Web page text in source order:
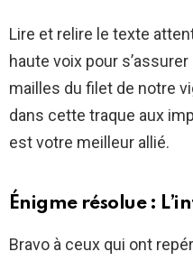
Lire et relire le texte
haute voix pour
mailles du filet de notre
dans cette traque aux
est votre meilleur allié.
Énigme résolue :
Bravo à ceux qui ont